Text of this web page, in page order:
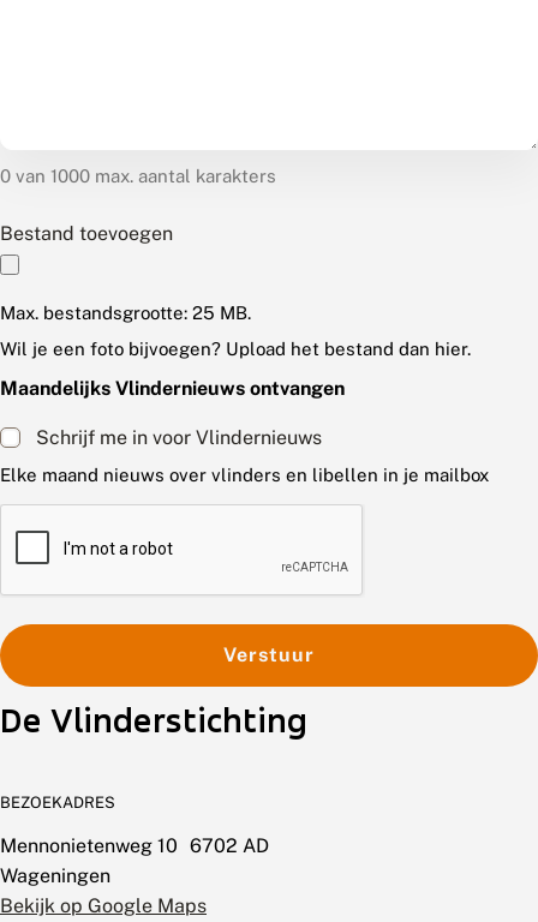
0 van 1000 max. aantal karakters
Bestand toevoegen
Max. bestandsgrootte: 25 MB.
Wil je een foto bijvoegen? Upload het bestand dan hier.
Maandelijks Vlindernieuws ontvangen
Schrijf me in voor Vlindernieuws
Elke maand nieuws over vlinders en libellen in je mailbox
C
C
A
Verstuur
De Vlinderstichting
BEZOEKADRES
Mennonietenweg 10 6702 AD
Wageningen
Bekijk op Google Maps